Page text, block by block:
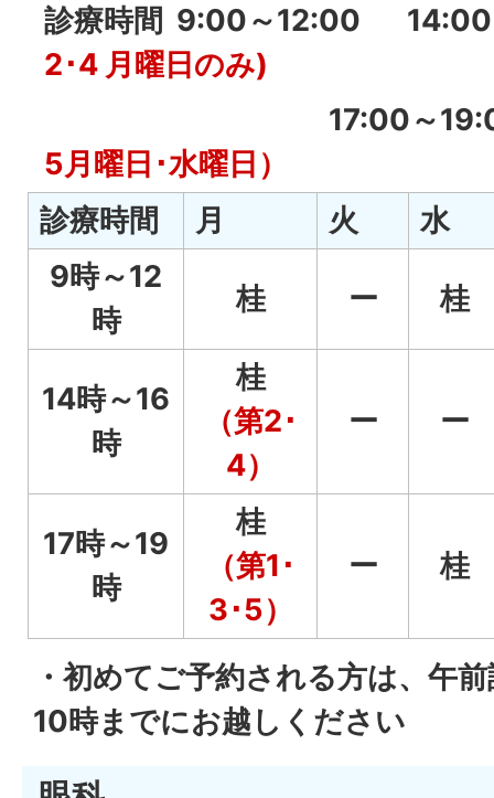
診療時間 9:00～12:00 14:00
2･4 月曜日のみ)
17:00～
5月曜日･水曜日）
診療時間
月 火
水
9時～12
時
桂 ー 桂
14時～16
時
桂
（第2･
4）
ー ー
17時～19
時
桂
（第1･
3･5）
ー 桂
・初めてご予約される方は、午
10時までにお越しください